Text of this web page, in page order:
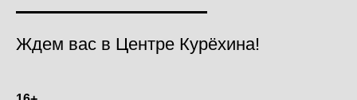
Ждем вас в Центре Курёхина!